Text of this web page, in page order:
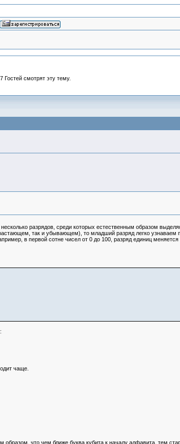
Гостей смотрят эту тему.
разрядов, среди которых естественным образом
так и убывающем), то младший разряд легко узнаваем
в первой сотне чисел от 0 до 100, разряд единиц
чаще.
образом, что чем ближе буква кубита к началу алфавита, тем